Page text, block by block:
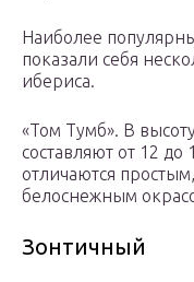
Наиболее
показали себя
ибериса.
«Том Тумб». В
составляют от 12 до
отличаются
белоснежным
Зонтичный